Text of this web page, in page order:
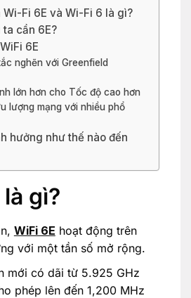
Fi 6E và Wi-Fi 6 là gì?
cần 6E?
6E
nghẽn với Greenfield
lớn hơn cho Tốc độ cao hơn
lượng mạng với nhiều phổ
hưởng như thế nào đến
gì?
WiFi 6E hoạt động trên
với một tần số mở rộng.
mới có dãi từ 5.925 GHz
phép lên đến 1,200 MHz